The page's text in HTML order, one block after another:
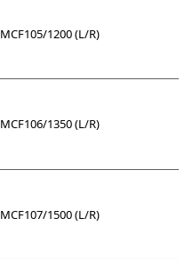
MCF105/1200 (L/R)
MCF106/1350 (L/R)
MCF107/1500 (L/R)